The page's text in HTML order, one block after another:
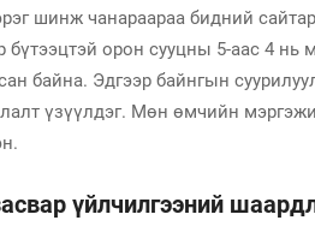
шинж чанараараа бидний
бүтээцтэй орон сууцны 5-аас 4
байна. Эдгээр байнгын
үзүүлдэг. Мөн өмчийн
үйлчилгээний